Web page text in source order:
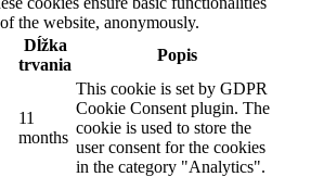
the website, anonymously.
Dĺžka
trvania
Popis
11
months
This cookie is set by GDPR
Cookie Consent plugin. The
cookie is used to store the
user consent for the cookies
in the category "Analytics".